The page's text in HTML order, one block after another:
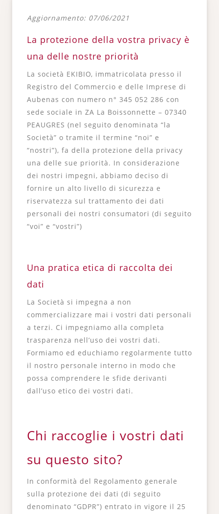
Aggiornamento: 07/06/2021
La protezione della vostra privacy è
una delle nostre priorità
La società EKIBIO, immatricolata presso il
Registro del Commercio e delle Imprese di
Aubenas con numero n° 345 052 286 con
sede sociale in ZA La Boissonnette – 07340
PEAUGRES (nel seguito denominata “la
Società” o tramite il termine “noi” e
“nostri”), fa della protezione della privacy
una delle sue priorità. In considerazione
dei nostri impegni, abbiamo deciso di
fornire un alto livello di sicurezza e
riservatezza sul trattamento dei dati
personali dei nostri consumatori (di seguito
“voi” e “vostri”)
Una pratica etica di raccolta dei
dati
La Società si impegna a non
commercializzare mai i vostri dati personali
a terzi. Ci impegniamo alla completa
trasparenza nell’uso dei vostri dati.
Formiamo ed educhiamo regolarmente tutto
il nostro personale interno in modo che
possa comprendere le sfide derivanti
dall’uso etico dei vostri dati.
Chi raccoglie i vostri dati
su questo sito?
In conformità del Regolamento generale
sulla protezione dei dati (di seguito
denominato “GDPR”) entrato in vigore il 25